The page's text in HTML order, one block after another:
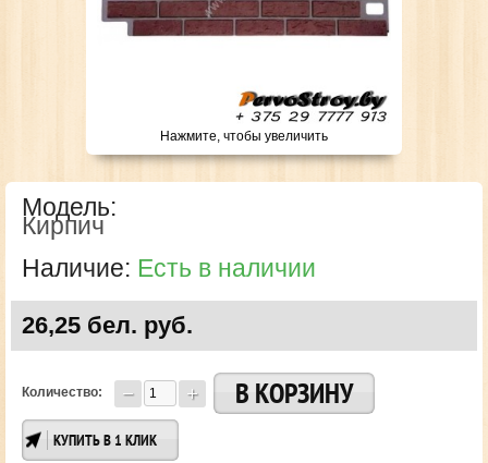
Нажмите, чтобы увеличить
Модель:
Кирпич
Наличие: Есть в наличии
26,25 бел. руб.
Количество:
КУПИТЬ В 1 КЛИК